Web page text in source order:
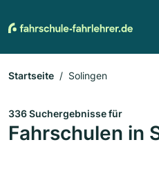
Startseite Solingen
336 Suchergebnisse für
Fahrschulen in